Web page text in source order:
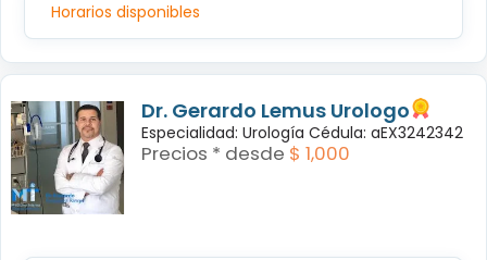
Horarios disponibles
Dr. Gerardo Lemus Urologo
Especialidad: Urología Cédula: aEX3242342
Precios * desde $ 1,000